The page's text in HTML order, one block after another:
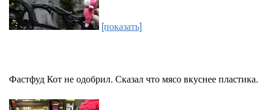
[показать]
Фастфуд Кот не одобрил. Сказал что мясо вкуснее пластика.